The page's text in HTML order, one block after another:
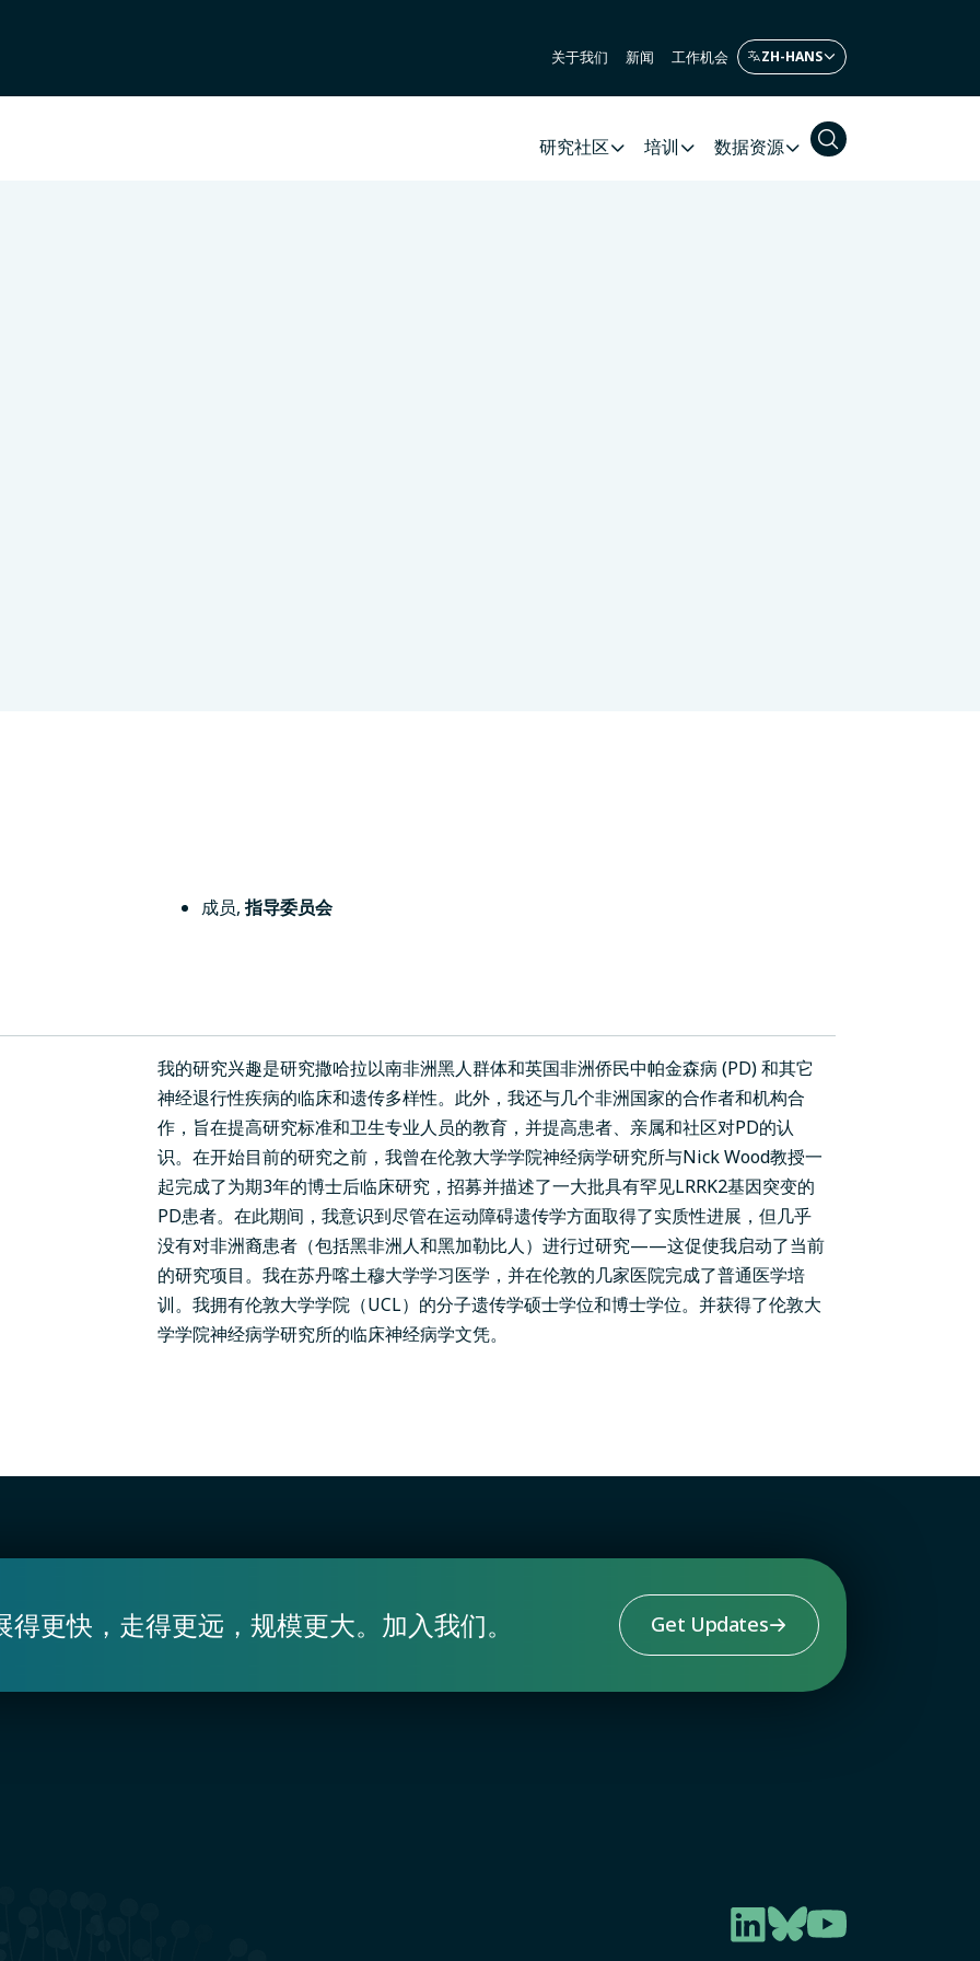
关于我们 新闻 工作机会
研究社区 培训 数据资源
成员,指导委员会
我的研究兴趣是研究撒哈拉以南非洲黑人群体和英国非洲侨民中帕金森病 (PD) 和其它
神经退行性疾病的临床和遗传多样性。此外，我还与几个非洲国家的合作者和机构合
作，旨在提高研究标准和卫生专业人员的教育，并提高患者、亲属和社区对PD的认
识。在开始目前的研究之前，我曾在伦敦大学学院神经病学研究所与Nick Wood教授一
起完成了为期3年的博士后临床研究，招募并描述了一大批具有罕见LRRK2基因突变的
PD患者。在此期间，我意识到尽管在运动障碍遗传学方面取得了实质性进展，但几乎
没有对非洲裔患者（包括黑非洲人和黑加勒比人）进行过研究——这促使我启动了当前
的研究项目。我在苏丹喀土穆大学学习医学，并在伦敦的几家医院完成了普通医学培
训。我拥有伦敦大学学院（UCL）的分子遗传学硕士学位和博士学位。并获得了伦敦大
学学院神经病学研究所的临床神经病学文凭。
更快，走得更远，规模更大。加入我们。 Get Updates